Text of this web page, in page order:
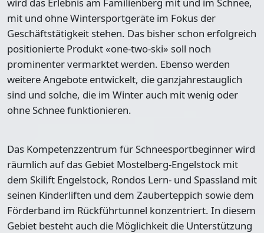
mit und ohne Wintersportgeräte im Fokus der
Geschäftstätigkeit stehen. Das bisher schon erfolgreich
positionierte Produkt «one-two-ski» soll noch
prominenter vermarktet werden. Ebenso werden
weitere Angebote entwickelt, die ganzjahrestauglich
sind und solche, die im Winter auch mit wenig oder
ohne Schnee funktionieren.
Das Kompetenzzentrum für Schneesportbeginner wird
räumlich auf das Gebiet Mostelberg-Engelstock mit
dem Skilift Engelstock, Rondos Lern- und Spassland mit
seinen Kinderliften und dem Zauberteppich sowie dem
Förderband im Rückführtunnel konzentriert. In diesem
Gebiet besteht auch die Möglichkeit die Unterstützung